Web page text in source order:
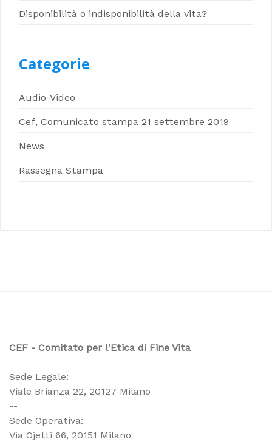
Disponibilità o indisponibilità della vita?
Categorie
Audio-Video
Cef, Comunicato stampa 21 settembre 2019
News
Rassegna Stampa
CEF - Comitato per l'Etica di Fine Vita
Sede Legale:
Viale Brianza 22, 20127 Milano
--
Sede Operativa:
Via Ojetti 66, 20151 Milano